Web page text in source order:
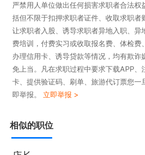
严禁用人单位做出任何损害求职者合法权
括但不限于扣押求职者证件、收取求职者
让求职者入股、诱导求职者异地入职、异
费培训，付费实习或收取报名费、体检费
办理信用卡、诱导贷款等情况，均有欺诈
免上当。凡在求职过程中要求下载APP、
卡、提供验证码、刷单、旅游代订票您一
即举报。 立即举报 >
相似的职位